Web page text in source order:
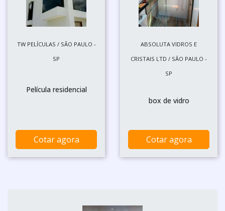
TW PELÍCULAS / SÃO PAULO -
SP
Película residencial
Cotar agora
ABSOLUTA VIDROS E
CRISTAIS LTD / SÃO PAULO -
SP
box de vidro
Cotar agora